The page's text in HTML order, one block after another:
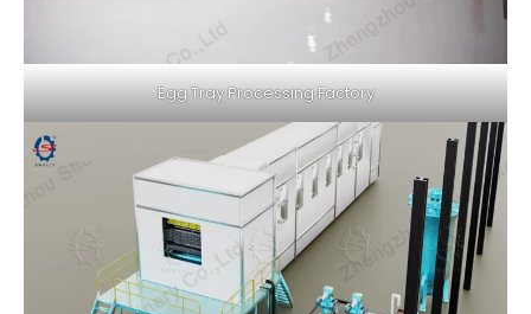
Egg Tray Processing Factory